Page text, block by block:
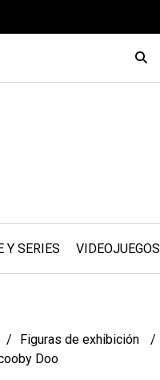
Y SERIES VIDEOJUEGOS
Figuras de exhibición
Doo